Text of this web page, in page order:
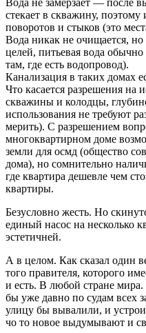
стекает в скважину, поэтому
поворотов и стыков (это
Вода никак не очищается,
целей, питьевая вода
там, где есть водопровод).
Канализация в таких домах
Что касается разрешения
скважины и колодцы,
использования не требуют
мерить). С разрешением
многоквартирном доме
земли для осмд (общество
дома), но сомнительно
где квартира дешевле чем
квартиры.
Безусловно жесть. Но
единый насос на несколько
эстетичней.
А в целом. Как сказал один
того правителя, которого
и есть. В любой стране
бы уже давно по судам всех
улицу бы вывалили, и
чо то новое выдумывают и